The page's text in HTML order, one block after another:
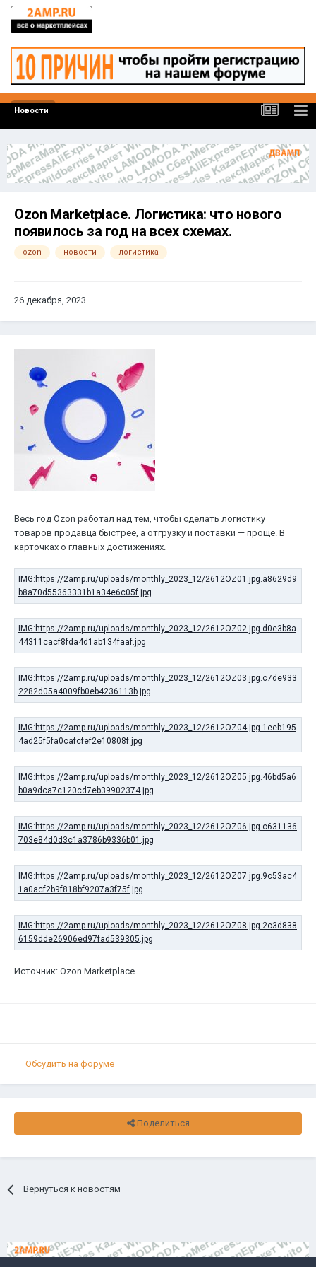
Новости
Ozon Marketplace. Логистика: что нового
появилось за год на всех схемах.
ozon новости логистика
26 декабря, 2023
Весь год Ozon работал над тем, чтобы сделать логистику
товаров продавца быстрее, а отгрузку и поставки — проще. В
карточках о главных достижениях.
Источник: Ozon Marketplace
Обсудить на форуме
Поделиться
Вернуться к новостям